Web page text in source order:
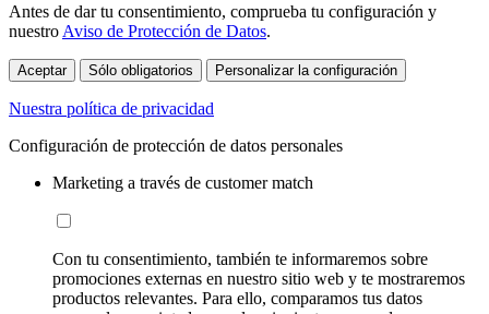
Antes de dar tu consentimiento, comprueba tu configuración y
nuestro Aviso de Protección de Datos.
Aceptar Sólo obligatorios Personalizar la configuración
Nuestra política de privacidad
Configuración de protección de datos personales
Marketing a través de customer match
Con tu consentimiento, también te informaremos sobre
promociones externas en nuestro sitio web y te mostraremos
productos relevantes. Para ello, comparamos tus datos